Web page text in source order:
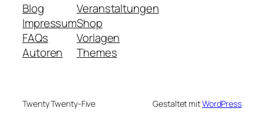
Blog
Impressum
FAQs
Autoren
Veranstaltungen
Shop
Vorlagen
Themes
Twenty Twenty-Five Gestaltet mitWordPress